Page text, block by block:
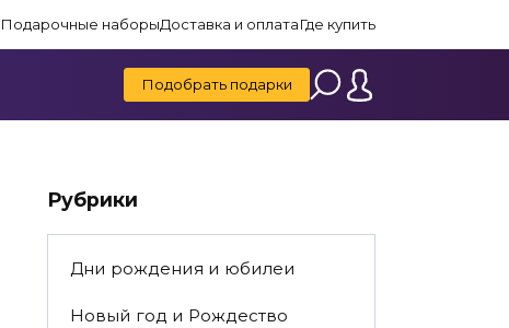
Подарочные наборыДоставка и оплатаГде купить
Подобрать подарки
Рубрики
Дни рождения и юбилеи
Новый год и Рождество